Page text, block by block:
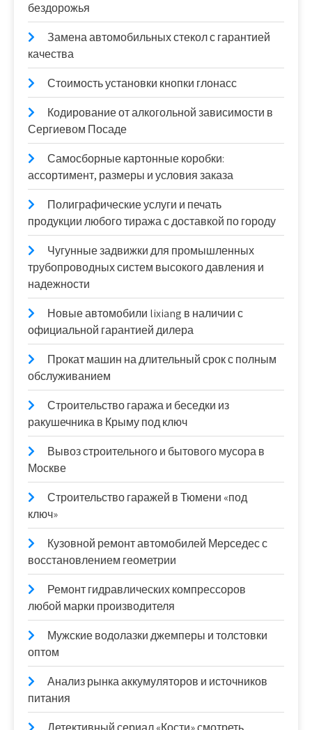
бездорожья
Замена автомобильных стекол с гарантией
качества
Стоимость установки кнопки глонасс
Кодирование от алкогольной зависимости в
Сергиевом Посаде
Самосборные картонные коробки:
ассортимент, размеры и условия заказа
Полиграфические услуги и печать
продукции любого тиража с доставкой по городу
Чугунные задвижки для промышленных
трубопроводных систем высокого давления и
надежности
Новые автомобили lixiang в наличии с
официальной гарантией дилера
Прокат машин на длительный срок с полным
обслуживанием
Строительство гаража и беседки из
ракушечника в Крыму под ключ
Вывоз строительного и бытового мусора в
Москве
Строительство гаражей в Тюмени «под
ключ»
Кузовной ремонт автомобилей Мерседес с
восстановлением геометрии
Ремонт гидравлических компрессоров
любой марки производителя
Мужские водолазки джемперы и толстовки
оптом
Анализ рынка аккумуляторов и источников
питания